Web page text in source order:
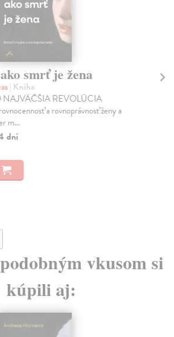
smrť je žena
| Kniha
REVOLÚCIA
a rovnoprávnosť ženy a
m...
dní
vkusom si
kúpili aj: